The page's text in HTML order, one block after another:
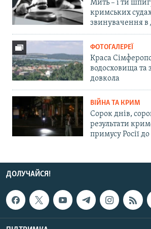
Мить – і ти
кримських
звинувачення в
ФОТОГАЛЕРЕЇ
Краса
водосховища та
довкола
ВІЙНА ТА КРИМ
Сорок днів,
результати
примусу Росії
ДОЛУЧАЙСЯ!